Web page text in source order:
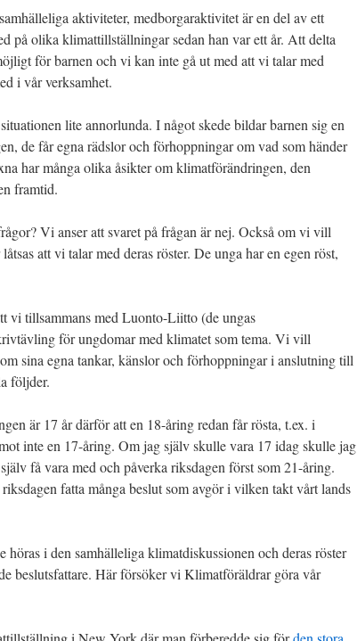
aktiviteter, medborgaraktivitet är en del av ett
på olika klimattillställningar sedan han var ett år. Att delta
för barnen och vi kan inte gå ut med att vi talar med
i vår verksamhet.
lite annorlunda. I något skede bildar barnen sig en
de får egna rädslor och förhoppningar om vad som händer
har många olika åsikter om klimatförändringen, den
framtid.
Vi anser att svaret på frågan är nej. Också om vi vill
att vi talar med deras röster. De unga har en egen röst,
vi tillsammans med Luonto-Liitto (de ungas
för ungdomar med klimatet som tema. Vi vill
sina egna tankar, känslor och förhoppningar i anslutning till
följder.
är 17 år därför att en 18-åring redan får rösta, t.ex. i
inte en 17-åring. Om jag själv skulle vara 17 idag skulle jag
få vara med och påverka riksdagen först som 21-åring.
fatta många beslut som avgör i vilken takt vårt lands
i den samhälleliga klimatdiskussionen och deras röster
beslutsfattare. Här försöker vi Klimatföräldrar göra vår